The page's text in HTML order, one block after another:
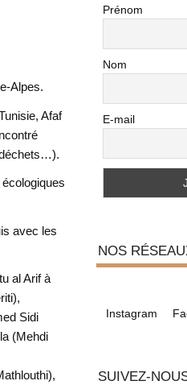
Alpes.
Afaf
déchets…).
avec les
al Arif à
Sidi
(Mehdi
Prénom
Nom
E-mail
NOS
Instagram
SUIVEZ-